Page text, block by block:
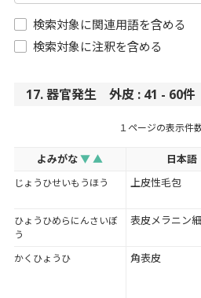
検索対象に関連用語を含める
検索対象に注釈を含める
17. 器官発生 外皮 : 41 - 60件
１ページの表示件
よみがな▼ ▲ 日本語
じょうひせいもうほう 上皮性毛包
ひょうひめらにんさいぼ
う
表皮メラニン
かくひょうひ
角表皮